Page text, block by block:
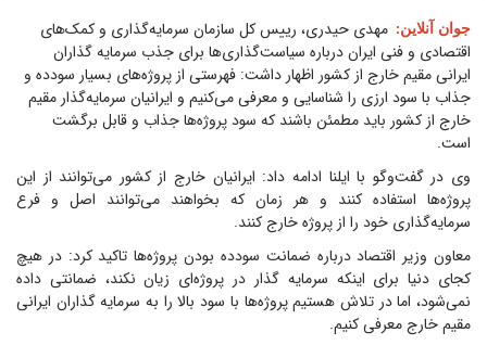
جوان آنلاین: مهدی حیدری، رییس کل سازمان سرمایه‌گذاری و کمک‌های
اقتصادی و فنی ایران درباره سیاست‌گذاری‌ها برای جذب سرمایه گذاران
ایرانی مقیم خارج از کشور اظهار داشت: فهرستی از پروژه‌های بسیار سودده و
جذاب با سود ارزی را شناسایی و معرفی می‌کنیم و ایرانیان سرمایه‌گذار مقیم
خارج از کشور باید مطمئن باشند که سود پروژه‌ها جذاب و قابل برگشت
است.
وی در گفت‌و‌گو با ایلنا ادامه داد: ایرانیان خارج از کشور می‌توانند از این
پروژه‌ها استفاده کنند و هر زمان که بخواهند می‌توانند اصل و فرع
سرمایه‌گذاری خود را از پروژه خارج کنند.
معاون وزیر اقتصاد درباره ضمانت سودده بودن پروژه‌ها تاکید کرد: در هیچ
کجای دنیا برای اینکه سرمایه گذار در پروژه‌ای زیان نکند، ضمانتی داده
نمی‌شود، اما در تلاش هستیم پروژه‌ها با سود بالا را به سرمایه گذاران ایرانی
مقیم خارج معرفی کنیم.